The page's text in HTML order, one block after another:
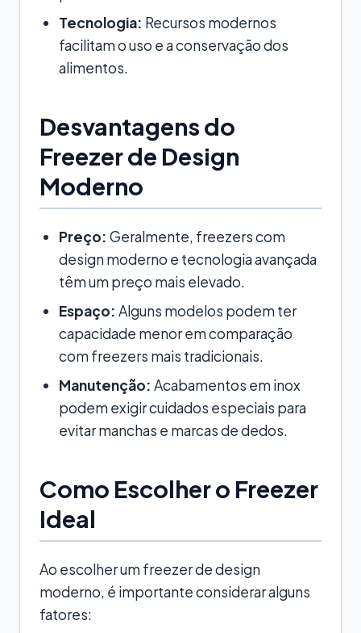
Tecnologia: Recursos modernos
facilitam o uso e a conservação dos
alimentos.
Desvantagens do
Freezer de Design
Moderno
Preço: Geralmente, freezers com
design moderno e tecnologia avançada
têm um preço mais elevado.
Espaço: Alguns modelos podem ter
capacidade menor em comparação
com freezers mais tradicionais.
Manutenção: Acabamentos em inox
podem exigir cuidados especiais para
evitar manchas e marcas de dedos.
Como Escolher o Freezer
Ideal
Ao escolher um freezer de design
moderno, é importante considerar alguns
fatores: